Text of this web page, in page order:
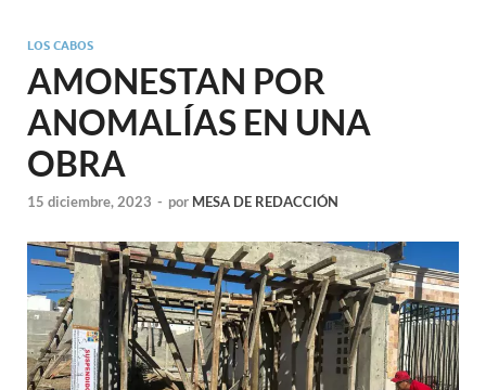
LOS CABOS
AMONESTAN POR
ANOMALÍAS EN UNA
OBRA
15 diciembre, 2023 - por MESA DE REDACCIÓN